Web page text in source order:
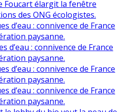
Foucart élargit la fenêtre
des ONG écologistes.
d’eau : connivence de France
paysanne.
d’eau : connivence de France
paysanne.
d’eau : connivence de France
paysanne.
d’eau : connivence de France
paysanne.